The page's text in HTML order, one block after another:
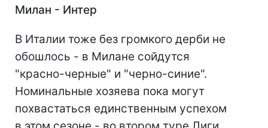
Милан - Интер
В Италии тоже без громкого дерби не
обошлось - в Милане сойдутся
"красно-черные" и "черно-синие".
Номинальные хозяева пока могут
похвастаться единственным успехом